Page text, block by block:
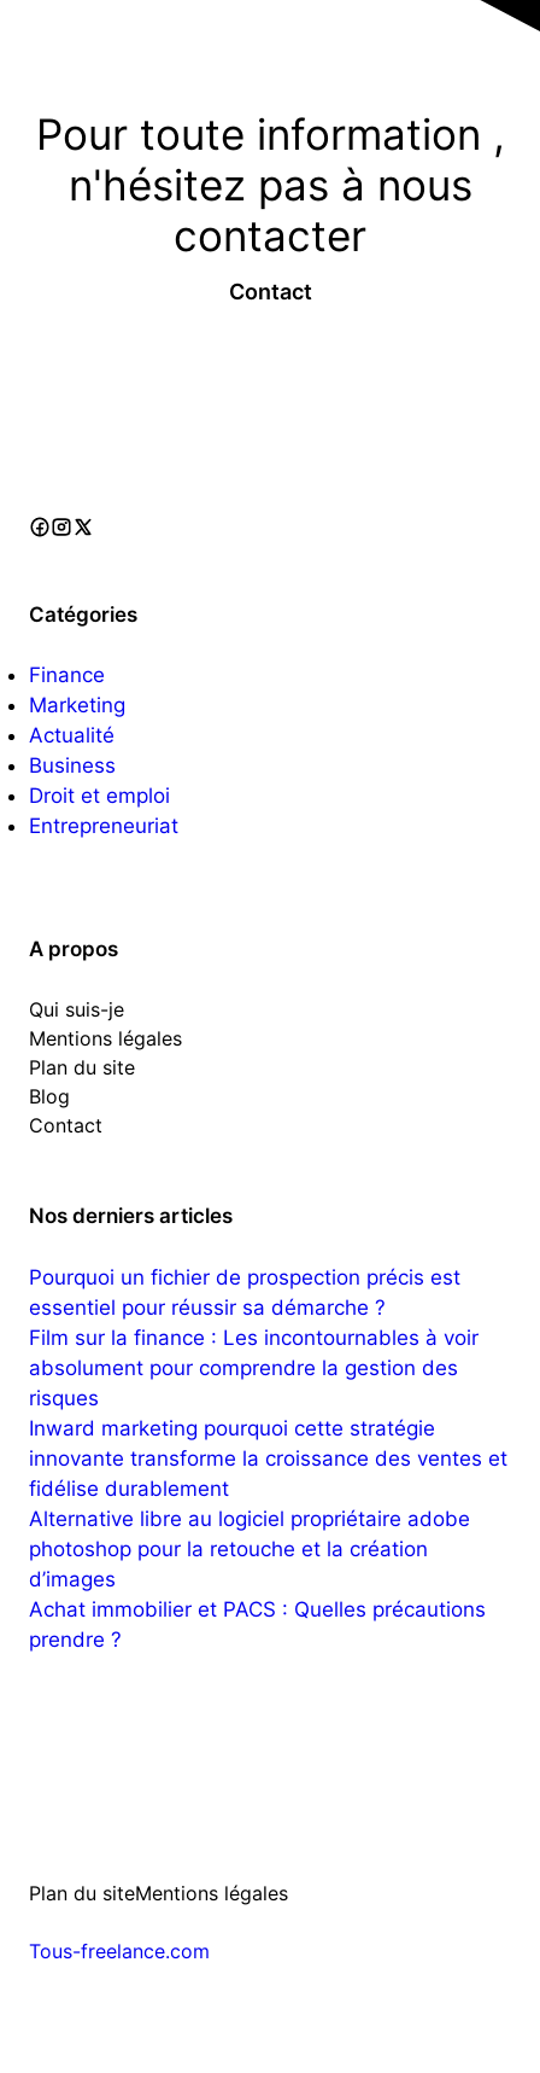
Pour toute information ,
n'hésitez pas à nous
contacter
Contact
Catégories
Finance
Marketing
Actualité
Business
Droit et emploi
Entrepreneuriat
A propos
Qui suis-je
Mentions légales
Plan du site
Blog
Contact
Nos derniers articles
Pourquoi un fichier de prospection précis est
essentiel pour réussir sa démarche ?
Film sur la finance : Les incontournables à voir
absolument pour comprendre la gestion des
risques
Inward marketing pourquoi cette stratégie
innovante transforme la croissance des ventes et
fidélise durablement
Alternative libre au logiciel propriétaire adobe
photoshop pour la retouche et la création
d’images
Achat immobilier et PACS : Quelles précautions
prendre ?
Tous-freelance.com
Plan du siteMentions légales